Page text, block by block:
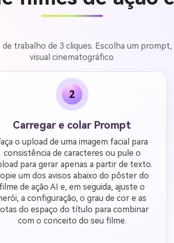
trabalho de 3 cliques. Escolha um
visual cinematográfico.
2
Carregar e colar Prompt
o upload de uma imagem facial para
consistência de caracteres ou pule o
para gerar apenas a partir de texto.
um dos avisos abaixo do pôster do
filme de ação AI e, em seguida, ajuste o
a configuração, o grau de cor e as
do espaço do título para combinar
com o conceito do seu filme.